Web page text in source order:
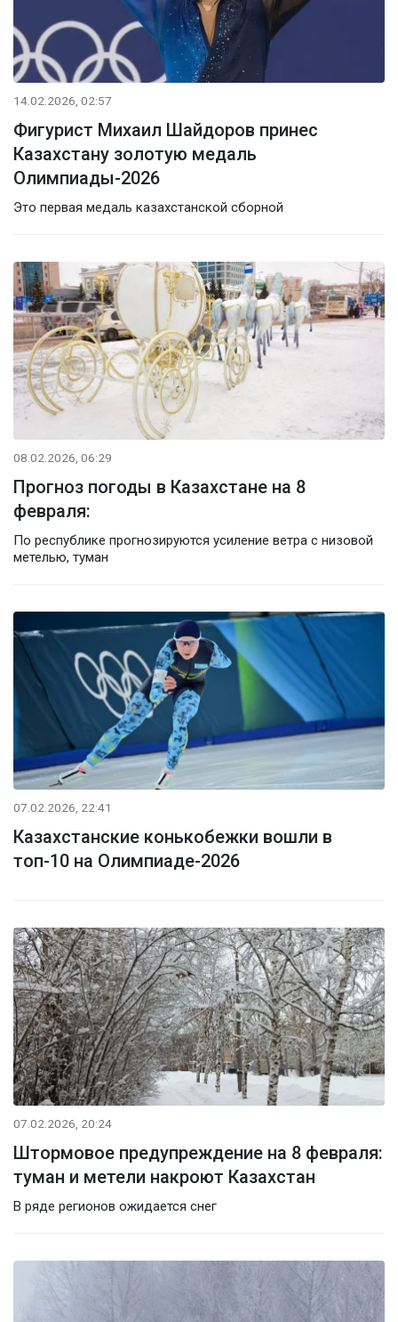
14.02.2026, 02:57
Фигурист Михаил Шайдоров принес
Казахстану золотую медаль
Олимпиады-2026
Это первая медаль казахстанской сборной
08.02.2026, 06:29
Прогноз погоды в Казахстане на 8
февраля:
По республике прогнозируются усиление ветра с низовой
метелью, туман
07.02.2026, 22:41
Казахстанские конькобежки вошли в
топ-10 на Олимпиаде-2026
07.02.2026, 20:24
Штормовое предупреждение на 8 февраля:
туман и метели накроют Казахстан
В ряде регионов ожидается снег